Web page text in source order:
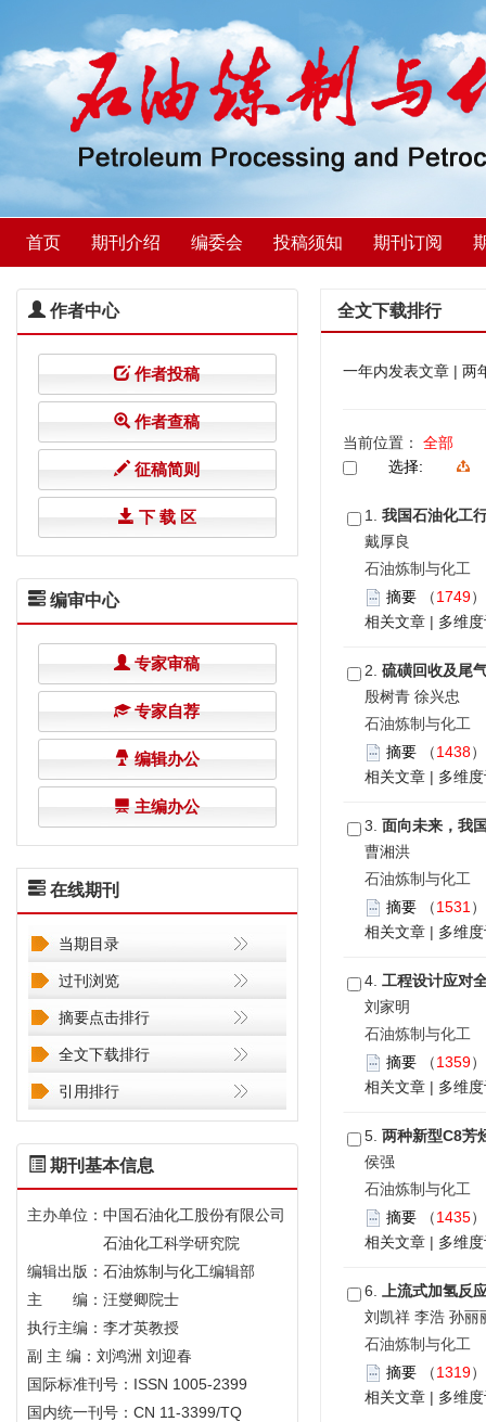
首页 期刊介绍 编委会 投稿须知 期刊订阅
作者中心
作者投稿
作者查稿
征稿简则
下 载 区
编审中心
专家审稿
专家自荐
编辑办公
主编办公
在线期刊
当期目录
过刊浏览
摘要点击排行
全文下载排行
引用排行
期刊基本信息
主办单位：中国石油化工股份有限公司
石油化工科学研究院
编辑出版：石油炼制与化工编辑部
主 编：汪燮卿院士
执行主编：李才英教授
副 主 编：刘鸿洲 刘迎春
国际标准刊号：ISSN 1005-2399
国内统一刊号：CN 11-3399/TQ
全文下载排行
一年内发表文章 | 两
当前位置： 全部
选择:
1. 我国石油化工
戴厚良
石油炼制与化工
摘要 （1749
相关文章 | 多维
2. 硫磺回收及尾
殷树青 徐兴忠
石油炼制与化工
摘要 （1438
相关文章 | 多维
3. 面向未来，我
曹湘洪
石油炼制与化工
摘要 （1531
相关文章 | 多维
4. 工程设计应对
刘家明
石油炼制与化工
摘要 （1359
相关文章 | 多维
5. 两种新型C8芳
侯强
石油炼制与化工
摘要 （1435
相关文章 | 多维
6.
上流式加氢反
刘凯祥 李浩 孙丽
石油炼制与化工
摘要 （1319
相关文章 | 多维